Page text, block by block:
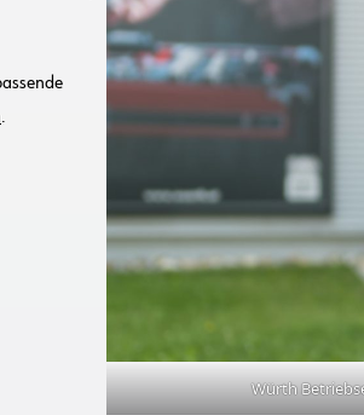
.
Würth